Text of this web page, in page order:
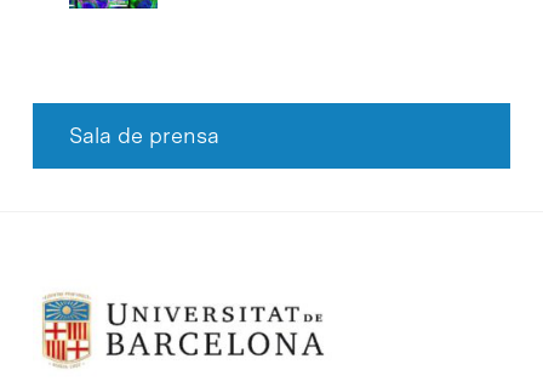
Sala de prensa